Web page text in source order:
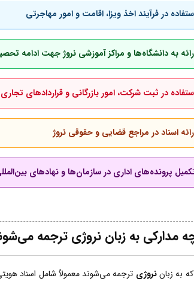
در فرآیند اخذ ویزا، اقامت و امور مهاجرتی
به دانشگاه‌ها و مراکز آموزشی نروژ جهت ادامه
در ثبت شرکت، امور بازرگانی و قراردادهای تجاری
اسناد در مراجع قضایی و حقوقی نروژ
پرونده‌های اداری در سازمان‌ها و نهادهای
مدارکی به زبان نروژی ترجمه
به زباننروژی ترجمه می‌شوند معمولاً شامل اسناد